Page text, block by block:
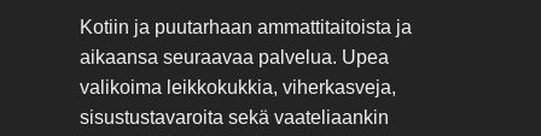
Kotiin ja puutarhaan ammattitaitoista ja
aikaansa seuraavaa palvelua. Upea
valikoima leikkokukkia, viherkasveja,
sisustustavaroita sekä vaateliaankin